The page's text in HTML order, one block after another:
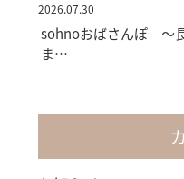
2026.07.30
sohnoおばさんぽ ～
ま…